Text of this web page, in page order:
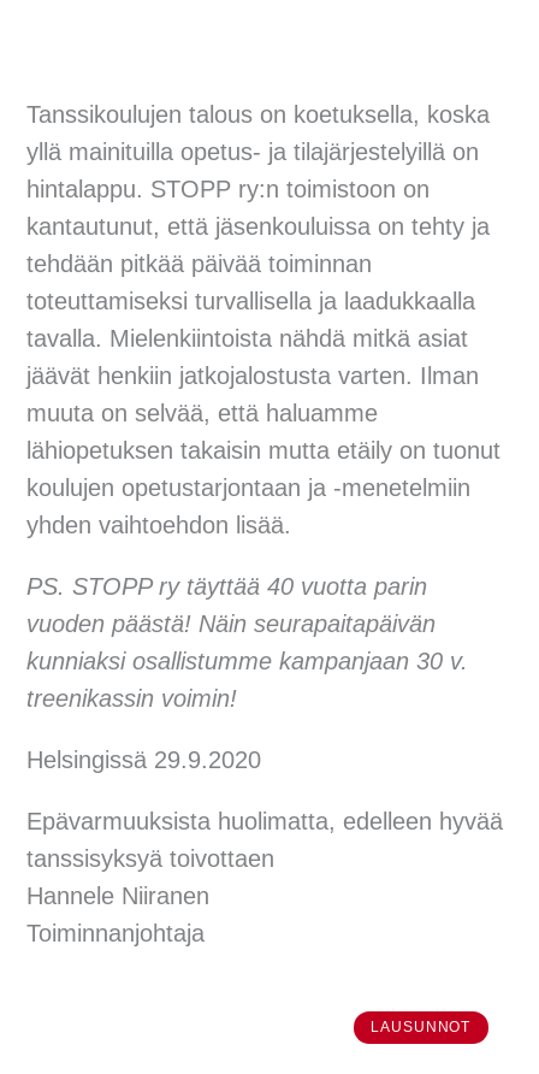
Tanssikoulujen talous on koetuksella, koska
yllä mainituilla opetus- ja tilajärjestelyillä on
hintalappu. STOPP ry:n toimistoon on
kantautunut, että jäsenkouluissa on tehty ja
tehdään pitkää päivää toiminnan
toteuttamiseksi turvallisella ja laadukkaalla
tavalla. Mielenkiintoista nähdä mitkä asiat
jäävät henkiin jatkojalostusta varten. Ilman
muuta on selvää, että haluamme
lähiopetuksen takaisin mutta etäily on tuonut
koulujen opetustarjontaan ja -menetelmiin
yhden vaihtoehdon lisää.
PS. STOPP ry täyttää 40 vuotta parin
vuoden päästä! Näin seurapaitapäivän
kunniaksi osallistumme kampanjaan 30 v.
treenikassin voimin!
Helsingissä 29.9.2020
Epävarmuuksista huolimatta, edelleen hyvää
tanssisyksyä toivottaen
Hannele Niiranen
Toiminnanjohtaja
LAUSUNNOT